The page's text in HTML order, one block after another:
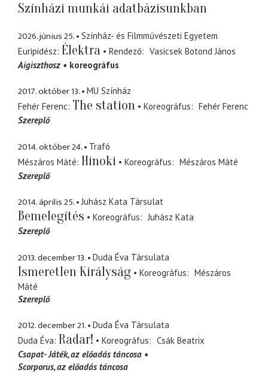
Színházi munkái adatbázisunkban
2026. június 25.
Színház- és Filmművészeti Egyetem
Euripidész Élektra Rendező
Vasicsek Botond János
Aigiszthosz
koreográfus
2017. október 13.
MU Színház
Fehér Ferenc The station Koreográfus
Fehér Ferenc
Szereplő
2014. október 24.
Trafó
Mészáros Máté Hinoki Koreográfus
Mészáros Máté
Szereplő
2014. április 25. Juhász Kata Társulat
Bemelegítés Koreográfus
Juhász Kata
Szereplő
2013. december 13. Duda Éva Társulata
Ismeretlen Királyság Koreográfus
Mészáros
Máté
Szereplő
2012. december 21.
Duda Éva Társulata
Duda Éva Radar! Koreográfus
Csák Beatrix
Csapat- Játék az előadás táncosa
Scorporus az előadás táncosa